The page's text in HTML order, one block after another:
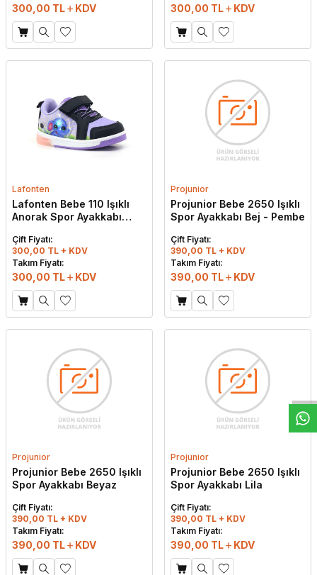
300,00 TL KDV 300,00 TL KDV
Lafonten
Lafonten Bebe 110 Işıklı
Anorak Spor Ayakkabı
Çift Fiyatı:
300,00 TL + KDV
Takım Fiyatı:
300,00 TL KDV
Projunior
Projunior Bebe 2650 Işıklı
Spor Ayakkabı Bej - Pembe
Çift Fiyatı:
390,00 TL + KDV
Takım Fiyatı:
390,00 TL KDV
Projunior
Projunior Bebe 2650 Işıklı
Spor Ayakkabı Beyaz
Çift Fiyatı:
390,00 TL + KDV
Takım Fiyatı:
390,00 TL KDV
Projunior
Projunior Bebe 2650 Işıklı
Spor Ayakkabı Lila
Çift Fiyatı:
390,00 TL + KDV
Takım Fiyatı:
390,00 TL KDV